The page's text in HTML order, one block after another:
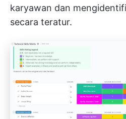
karyawan dan
secara teratur.